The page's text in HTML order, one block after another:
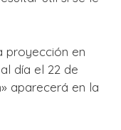
proyección en
día el 22 de
aparecerá en la